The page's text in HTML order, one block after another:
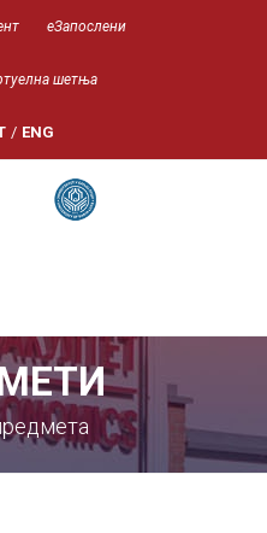
еЗапослени
шетња
/ ENG